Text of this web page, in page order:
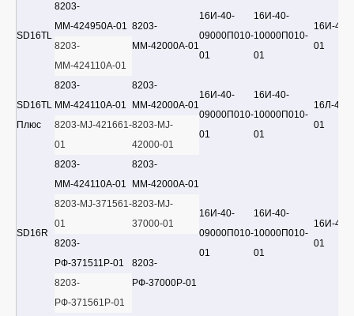
SD16TL
8203-
ММ-424950А-01 8203-
ММ-42000А-01
16И-40-
09000П010-
01
16И-40-
10000П010-
01
16И-40-
01
8203-
ММ-424110А-01
SD16TL
Плюс
8203-
ММ-424110А-01
8203-
ММ-42000А-01
16И-40-
09000П010-
01
16И-40-
10000П010-
01
16Л-
01
8203-MJ-421661-
01
8203-MJ-
42000-01
SD16R
8203-
ММ-424110А-01
8203-
ММ-42000А-01
16И-40-
09000П010-
01
16И-40-
10000П010-
01
16И-40-
01
8203-MJ-371561-
01
8203-MJ-
37000-01
8203-
РФ-371511Р-01
8203-
РФ-37000Р-01
8203-
РФ-371561Р-01